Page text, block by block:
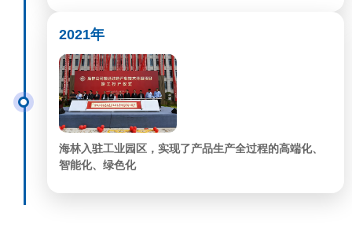
2021年
海林入驻工业园区，实现了产品生产全过程的高端化、
智能化、绿色化